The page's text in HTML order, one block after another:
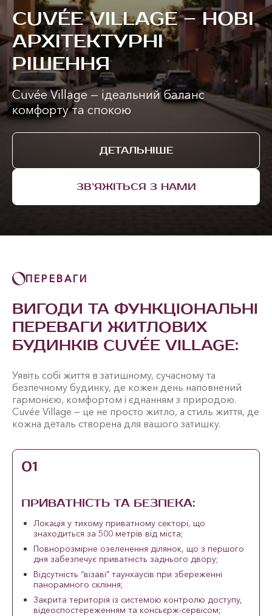
CUVÉE VILLAGE – НОВІ
АРХІТЕКТУРНІ
РІШЕННЯ
Cuvée Village — ідеальний баланс
комфорту та спокою
ДЕТАЛЬНІШЕ
ЗВ’ЯЖІТЬСЯ З НАМИ
ПЕРЕВАГИ
ВИГОДИ ТА ФУНКЦІОНАЛЬНІ
ПЕРЕВАГИ ЖИТЛОВИХ
БУДИНКІВ CUVÉE VILLAGE:
Уявіть собі життя в затишному, сучасному та
безпечному будинку, де кожен день наповнений
гармонією, комфортом і єднанням з природою.
Cuvée Village — це не просто житло, а стиль життя, де
кожна деталь створена для вашого затишку.
01
ПРИВАТНІСТЬ ТА БЕЗПЕКА:
Локація у тихому приватному секторі, що
знаходиться за 500 метрів від міста;
Повнорозмірне озеленення ділянок, що з першого
дня забезпечує приватність заднього двору;
Відсутність “візаві” таунхаусів при збереженні
панорамного скління;
Закрита територія із системою контролю доступу,
відеоспостереженням та консьєрж-сервісом;